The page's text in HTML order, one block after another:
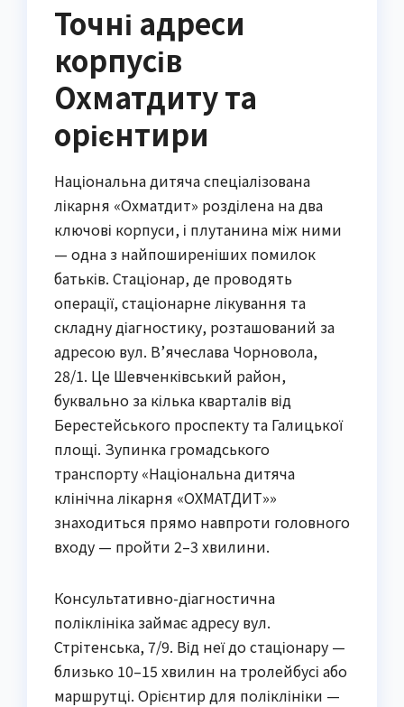
Точні адреси
корпусів
Охматдиту та
орієнтири
Національна дитяча спеціалізована
лікарня «Охматдит» розділена на два
ключові корпуси, і плутанина між ними
— одна з найпоширеніших помилок
батьків. Стаціонар, де проводять
операції, стаціонарне лікування та
складну діагностику, розташований за
адресою вул. В’ячеслава Чорновола,
28/1. Це Шевченківський район,
буквально за кілька кварталів від
Берестейського проспекту та Галицької
площі. Зупинка громадського
транспорту «Національна дитяча
клінічна лікарня «ОХМАТДИТ»»
знаходиться прямо навпроти головного
входу — пройти 2–3 хвилини.
Консультативно-діагностична
поліклініка займає адресу вул.
Стрітенська, 7/9. Від неї до стаціонару —
близько 10–15 хвилин на тролейбусі або
маршрутці. Орієнтир для поліклініки —